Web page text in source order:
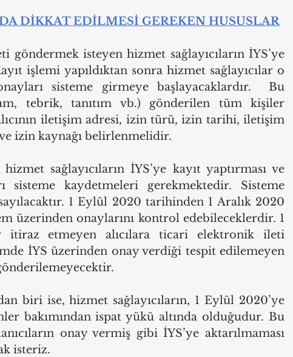
DİKKAT EDİLMESİ GEREKEN HUSUSLAR
isteyen hizmet sağlayıcıların İYS’ye
işlemi yapıldıktan sonra hizmet sağlayıcılar o
sisteme girmeye başlayacaklardır.  Bu
tebrik, tanıtım vb.) gönderilen tüm kişiler
iletişim adresi, izin türü, izin tarihi, iletişim
izin kaynağı belirlenmelidir.
sağlayıcıların İYS’ye kayıt yaptırması ve
kaydetmeleri gerekmektedir. Sisteme
1 Eylül 2020 tarihinden 1 Aralık 2020
üzerinden onaylarını kontrol edebileceklerdir. 1
itiraz etmeyen alıcılara ticari elektronik ileti
İYS üzerinden onay verdiği tespit edilemeyen
biri ise, hizmet sağlayıcıların, 1 Eylül 2020’ye
bakımından ispat yükü altında olduğudur. Bu
onay vermiş gibi İYS’ye aktarılmaması
isteriz.